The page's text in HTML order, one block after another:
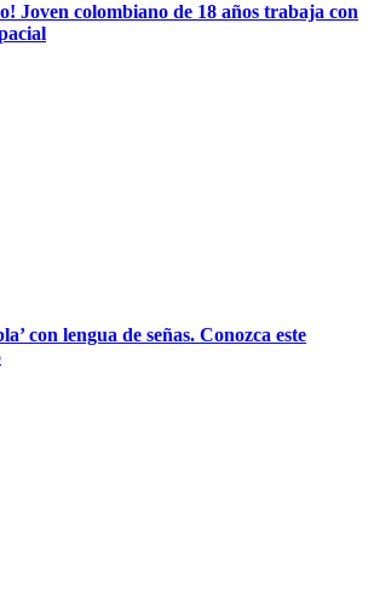
Joven colombiano de 18 años trabaja con
con lengua de señas. Conozca este